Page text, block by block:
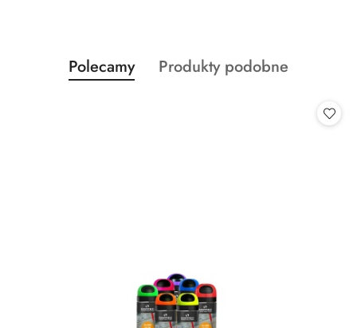
Pomiń karuzelę produktów
Produkty
o
Polecamy
Produkty
Produkty podobne